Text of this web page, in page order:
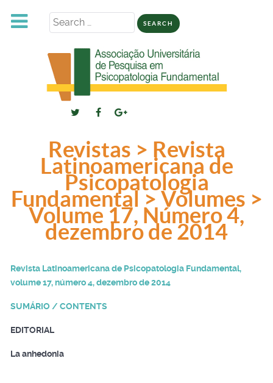
Search
Revistas > Revista
Latinoamericana de
Psicopatologia
Fundamental > Volumes >
Volume 17, Número 4,
dezembro de 2014
Revista Latinoamericana de Psicopatologia Fundamental,
volume 17, número 4, dezembro de 2014
SUMÁRIO / CONTENTS
EDITORIAL
La anhedonia